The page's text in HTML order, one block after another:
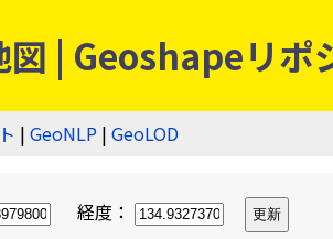
| Geoshapeリポ
| GeoNLP | GeoLOD
経度：